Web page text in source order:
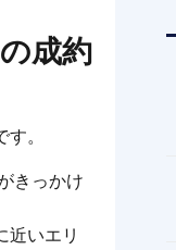
成約
。
きっかけ
近いエリ